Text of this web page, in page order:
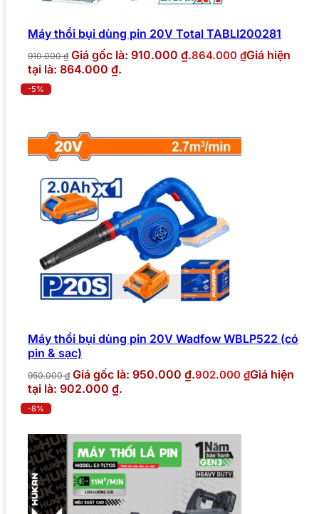
Máy thổi bụi dùng pin 20V Total TABLI200281
910.000₫ Giá gốc là: 910.000 ₫.864.000 ₫Giá hiện
tại là: 864.000 ₫.
-5%
Máy thổi bụi dùng pin 20V Wadfow WBLP522 (có
pin & sạc)
950.000₫ Giá gốc là: 950.000 ₫.902.000 ₫Giá hiện
tại là: 902.000 ₫.
-8%